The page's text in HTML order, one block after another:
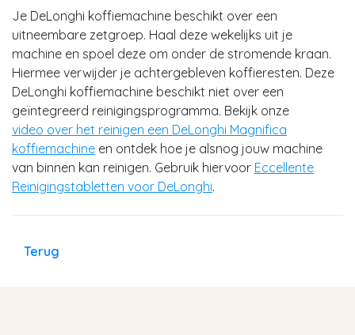
Je DeLonghi koffiemachine beschikt over een
uitneembare zetgroep. Haal deze wekelijks uit je
machine en spoel deze om onder de stromende kraan.
Hiermee verwijder je achtergebleven koffieresten. Deze
DeLonghi koffiemachine beschikt niet over een
geïntegreerd reinigingsprogramma. Bekijk onze
video over het reinigen een DeLonghi Magnifica
koffiemachine en ontdek hoe je alsnog jouw machine
van binnen kan reinigen. Gebruik hiervoor Eccellente
Reinigingstabletten voor DeLonghi.
Terug